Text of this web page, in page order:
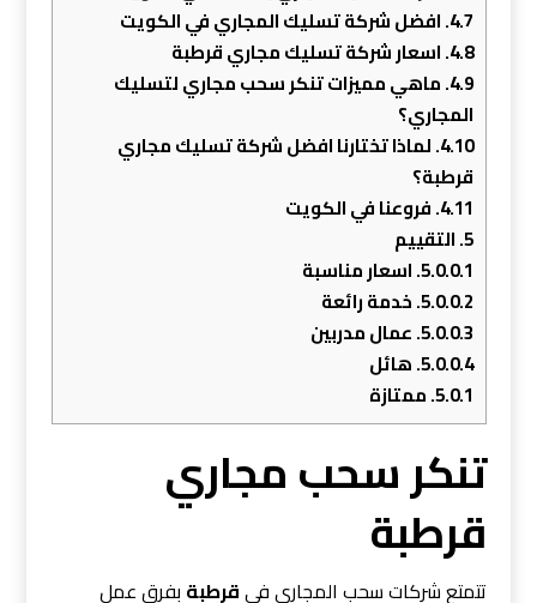
4.7. افضل شركة تسليك المجاري في الكويت
4.8. اسعار شركة تسليك مجاري قرطبة
4.9. ماهي مميزات تنكر سحب مجاري لتسليك
المجاري؟
4.10. لماذا تختارنا افضل شركة تسليك مجاري
قرطبة؟
4.11. فروعنا في الكويت
5. التقييم
5.0.0.1. اسعار مناسبة
5.0.0.2. خدمة رائعة
5.0.0.3. عمال مدربين
5.0.0.4. هائل
5.0.1. ممتازة
تنكر سحب مجاري
قرطبة
تتمتع شركات سحب المجاري فيقرطبة بفرق عمل